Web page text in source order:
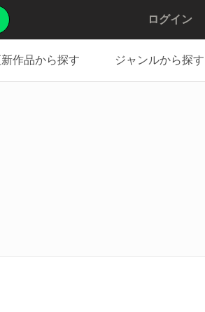
ログイン
作品から探す ジャンルから探す